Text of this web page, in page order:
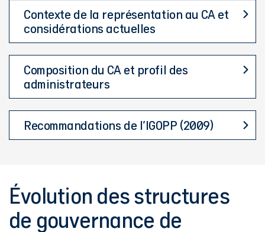
Contexte de la représentation au CA et
considérations actuelles
Composition du CA et profil des
administrateurs
Recommandations de l'IGOPP (2009)
Évolution des structures
de gouvernance de